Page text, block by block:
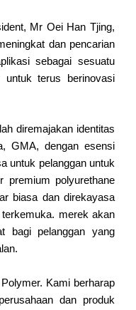
Mr Oei Han Tjing,
dan pencarian
sebagai sesuatu
untuk terus berinovasi
diremajakan identitas
GMA, dengan esensi
untuk pelanggan untuk
premium polyurethane
biasa dan direkayasa
merek akan
bagi pelanggan yang
Kami berharap
dan produk